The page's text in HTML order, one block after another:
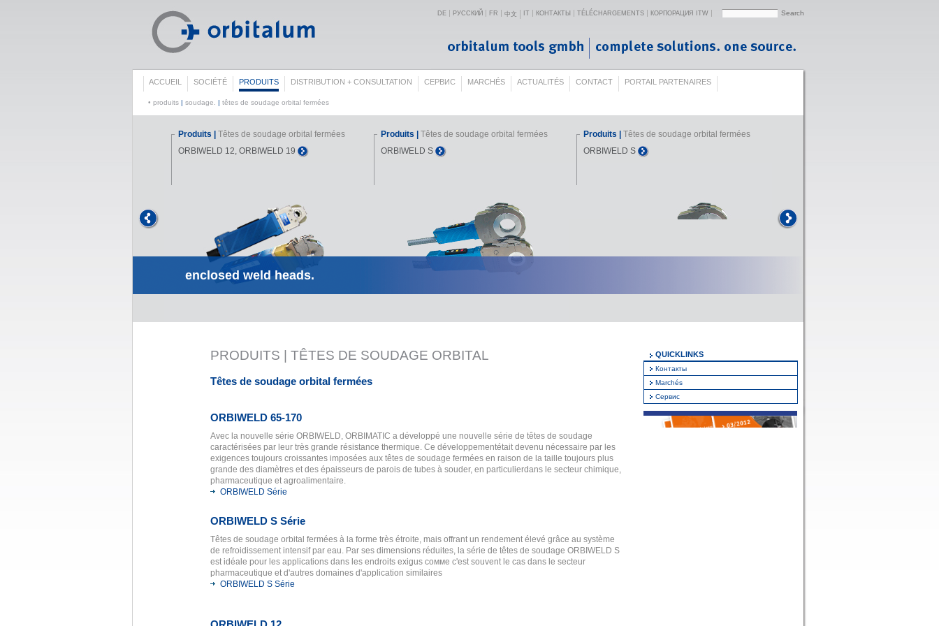
DE РУССКИЙ FR 中文 IT КОНТАКТЫ TÉLÉCHARGEMENTS КОРПОРАЦИЯ ITW
ACCUEIL SOCIÉTÉ PRODUITS DISTRIBUTION + CONSULTATION СЕРВИС MARCHÉS ACTUALITÉS CONTACT PORTAIL PARTENAIRES
• produits | soudage. | têtes de soudage orbital fermées
Produits |
Têtes de soudage orbital fermées
ORBIWELD 12, ORBIWELD 19
Produits |
Têtes de soudage orbital fermées
ORBIWELD S
Produits |
Têtes de soudage orbital fermées
ORBIWELD S
enclosed weld heads.
PRODUITS | TÊTES DE SOUDAGE ORBITAL
Têtes de soudage orbital fermées
ORBIWELD 65-170
Avec la nouvelle série ORBIWELD, ORBIMATIC a développé une nouvelle série de têtes de soudage
caractérisées par leur très grande résistance thermique. Ce développementétait devenu nécessaire par les
exigences toujours croissantes imposées aux têtes de soudage fermées en raison de la taille toujours plus
grande des diamètres et des épaisseurs de parois de tubes à souder, en particulierdans le secteur chimique,
pharmaceutique et agroalimentaire.
ORBIWELD Série
ORBIWELD S Série
Têtes de soudage orbital fermées à la forme très étroite, mais offrant un rendement élevé grâce au système
de refroidissement intensif par eau. Par ses dimensions réduites, la série de têtes de soudage ORBIWELD S
est idéale pour les applications dans les endroits exigus coммe c'est souvent le cas dans le secteur
pharmaceutique et d'autres domaines d'application similaires
ORBIWELD S Série
QUICKLINKS
Контакты
Marchés
Сервис